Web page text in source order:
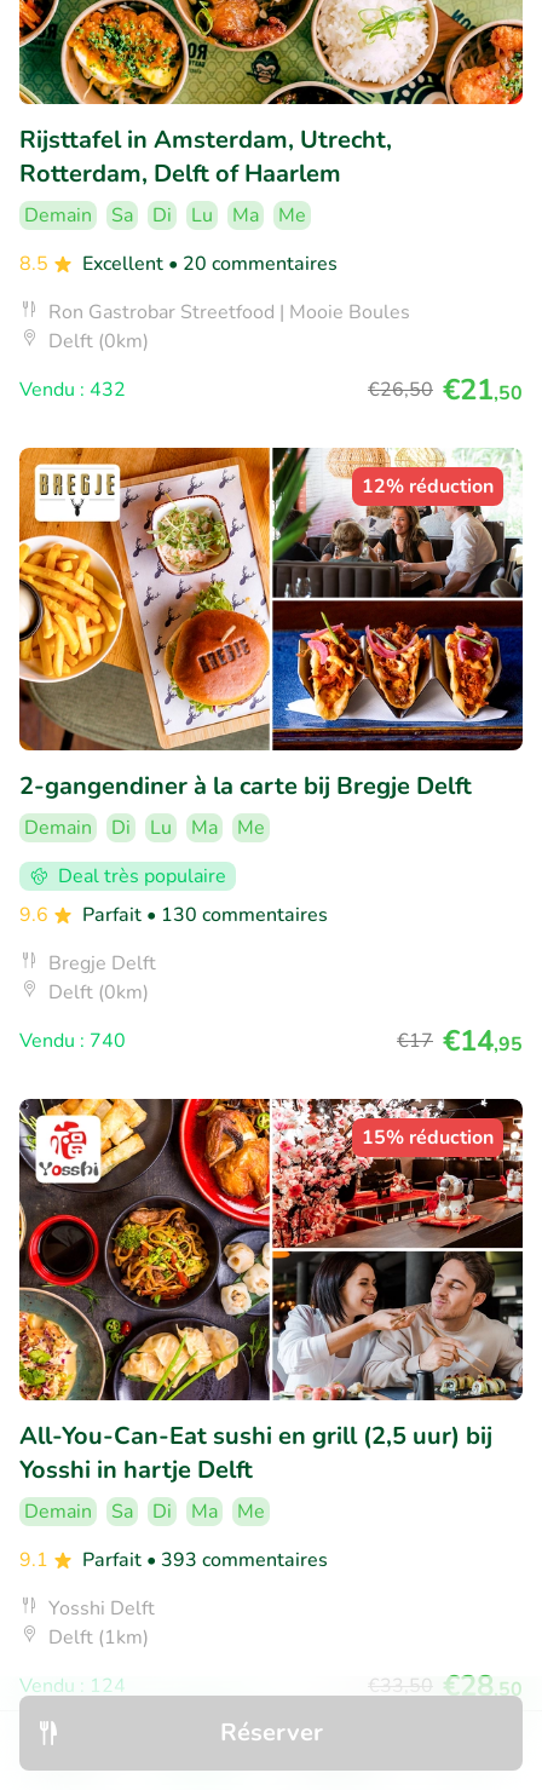
Réserver
Rijsttafel in Amsterdam, Utrecht,
Rotterdam, Delft of Haarlem
Demain Sa Di Lu Ma
Me
8.5
Excellent • 20 commentaires
Ron Gastrobar Streetfood | Mooie Boules
Delft (0km)
Vendu : 432
€26,50 €21,50
12% réduction
2-gangendiner à la carte bij Bregje Delft
Demain Di Lu Ma
Me
Deal très populaire
9.6
Parfait • 130 commentaires
Bregje Delft
Delft (0km)
Vendu : 740
€17 €14,95
15% réduction
All-You-Can-Eat sushi en grill (2,5 uur) bij
Yosshi in hartje Delft
Demain Sa Di Ma
Me
9.1
Parfait • 393 commentaires
Yosshi Delft
Delft (1km)
Vendu : 124
€33,50 €28,50